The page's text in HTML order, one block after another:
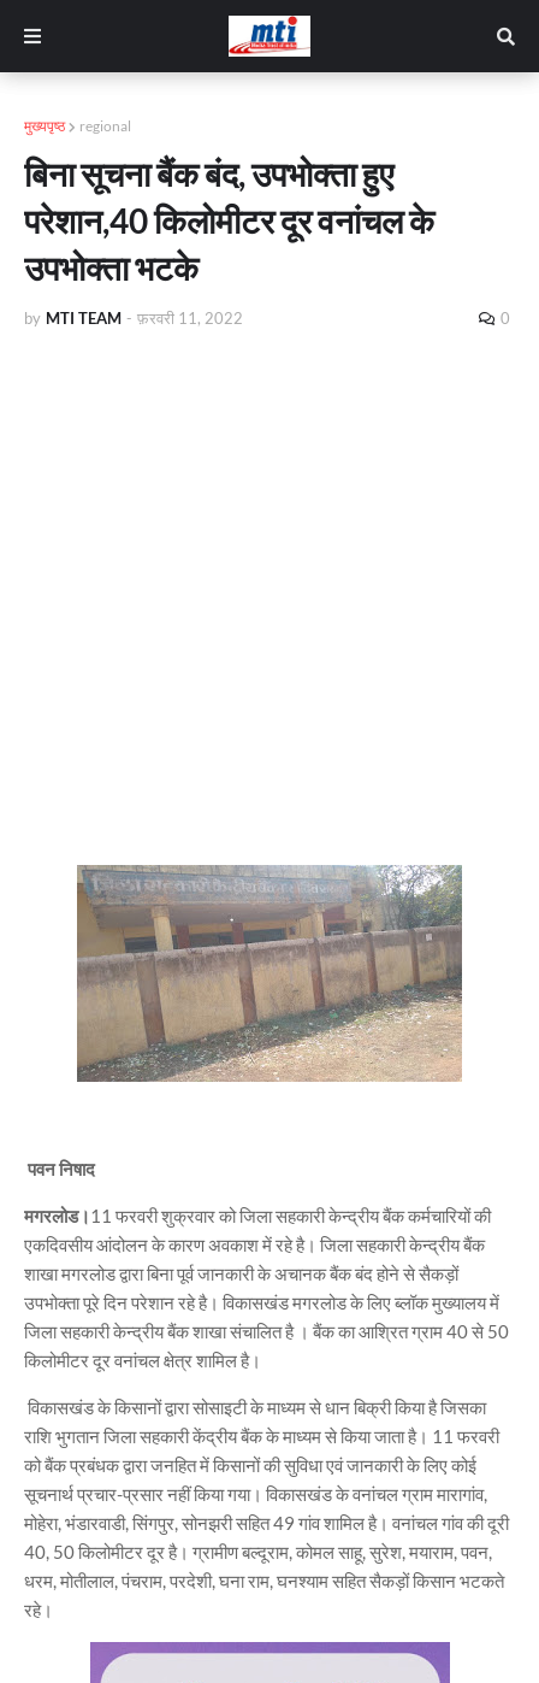
मुख्यपृष्ठ regional
बिना सूचना बैंक बंद, उपभोक्ता हुए
परेशान,40 किलोमीटर दूर वनांचल के
उपभोक्ता भटके
by MTI TEAM - फ़रवरी 11, 2022 0
पवन निषाद
मगरलोड।11 फरवरी शुक्रवार को जिला सहकारी केन्द्रीय बैंक कर्मचारियों की
एकदिवसीय आंदोलन के कारण अवकाश में रहे है। जिला सहकारी केन्द्रीय बैंक
शाखा मगरलोड द्वारा बिना पूर्व जानकारी के अचानक बैंक बंद होने से सैकड़ों
उपभोक्ता पूरे दिन परेशान रहे है। विकासखंड मगरलोड के लिए ब्लॉक मुख्यालय में
जिला सहकारी केन्द्रीय बैंक शाखा संचालित है । बैंक का आश्रित ग्राम 40 से 50
किलोमीटर दूर वनांचल क्षेत्र शामिल है।
विकासखंड के किसानों द्वारा सोसाइटी के माध्यम से धान बिक्री किया है जिसका
राशि भुगतान जिला सहकारी केंद्रीय बैंक के माध्यम से किया जाता है। 11 फरवरी
को बैंक प्रबंधक द्वारा जनहित में किसानों की सुविधा एवं जानकारी के लिए कोई
सूचनार्थ प्रचार-प्रसार नहीं किया गया। विकासखंड के वनांचल ग्राम मारागांव,
मोहेरा, भंडारवाडी, सिंगपुर, सोनझरी सहित 49 गांव शामिल है। वनांचल गांव की दूरी
40, 50 किलोमीटर दूर है। ग्रामीण बल्दूराम, कोमल साहू, सुरेश, मयाराम, पवन,
धरम, मोतीलाल, पंचराम, परदेशी, घना राम, घनश्याम सहित सैकड़ों किसान भटकते
रहे।